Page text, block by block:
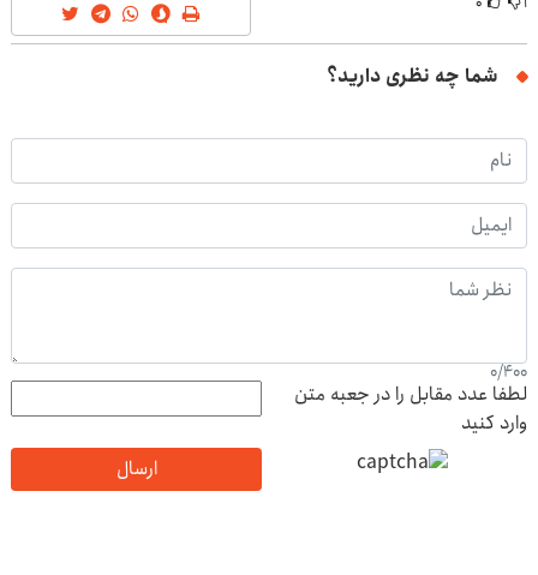
شما چه نظری دارید؟
0/400
لطفا عدد مقابل را در جعبه متن
وارد کنید
ارسال